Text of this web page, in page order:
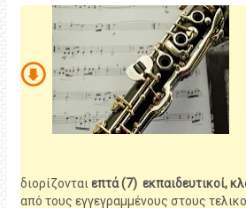
διορίζονται επτά (7) εκπαιδευτικοί,
από τους εγγεγραμμένους στους